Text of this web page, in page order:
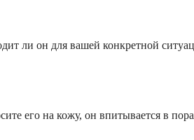
ли он для вашей конкретной
его на кожу, он впитывается в